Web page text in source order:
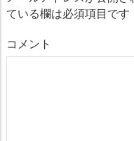
ている欄は必須項目です
コメント